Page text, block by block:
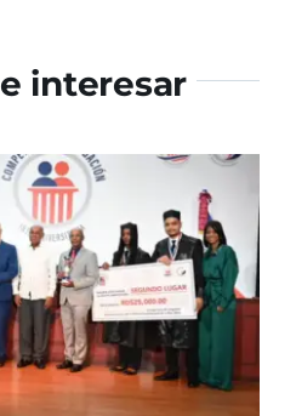
interesar